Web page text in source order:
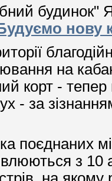
будинок"
нову
на
корт -
- за
поєднаних
з 10